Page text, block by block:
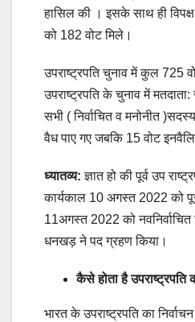
हासिल की । इसके साथ ही विपक्ष
को 182 वोट मिले।
उपराष्ट्रपति चुनाव में कुल 725
उपराष्ट्रपति के चुनाव में
सभी ( निर्वाचित व मनोनीत
वैध पाए गए जबकि 15 वोट
ध्यातव्य: ज्ञात हो की पूर्व उप
कार्यकाल 10 अगस्त 2022 को
11अगस्त 2022 को नवनिर्वाचित
धनखड़ ने पद ग्रहण किया।
कैसे होता है उपराष्ट्रपति
भारत के उपराष्ट्रपति का